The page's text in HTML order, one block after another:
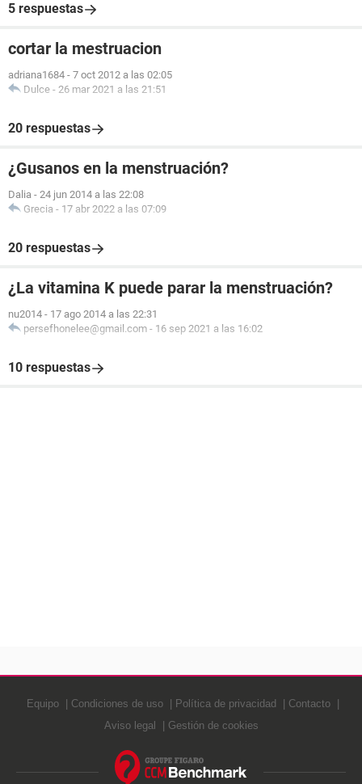
5 respuestas
cortar la mestruacion
adriana1684 - 7 oct 2012 a las 02:05
Dulce - 26 mar 2021 a las 21:51
20 respuestas
¿Gusanos en la menstruación?
Dalia - 24 jun 2014 a las 22:08
Grecia - 17 abr 2022 a las 07:09
20 respuestas
¿La vitamina K puede parar la menstruación?
nu2014 - 17 ago 2014 a las 22:31
persefhonelee@gmail.com - 16 sep 2021 a las 16:02
10 respuestas
Equipo Condiciones de uso Política de privacidad
Contacto
Aviso legal
Gestión de cookies